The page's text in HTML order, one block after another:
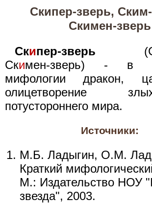
Скипер-зверь,
Скимен-зверь
Скипер-зверь
Скимен-зверь) - в
мифологии дракон,
олицетворение
потустороннего мира.
Источники:
М.Б. Ладыгин, О.М.
Краткий
М.: Издательство НОУ
звезда", 2003.